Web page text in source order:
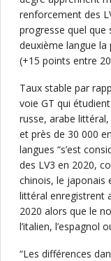
renforcement des
progresse quel que
deuxième langue la
(+15 points entre
Taux stable par
voie GT qui
russe, arabe
et près de 30 000
langues “s’est
des LV3 en 2020,
chinois, le japonais
littéral enregistrent
2020 alors que le
l’italien, l’espagnol
“Les différences